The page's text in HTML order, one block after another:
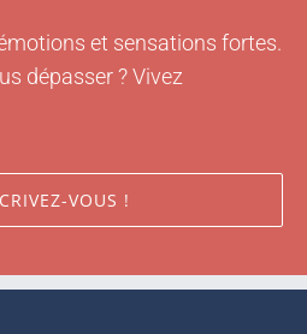
et sensations fortes.
dépasser ? Vivez
VOUS !